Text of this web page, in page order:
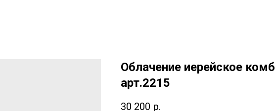
Облачение иерейское
арт.2215
30 200 р.